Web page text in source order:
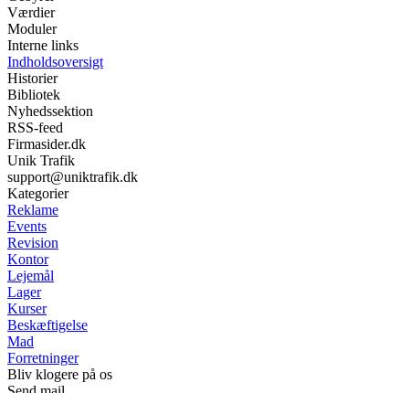
Værdier
Moduler
Interne links
Indholdsoversigt
Historier
Bibliotek
Nyhedssektion
RSS-feed
Firmasider.dk
Unik Trafik
support@uniktrafik.dk
Kategorier
Reklame
Events
Revision
Kontor
Lejemål
Lager
Kurser
Beskæftigelse
Mad
Forretninger
Bliv klogere på os